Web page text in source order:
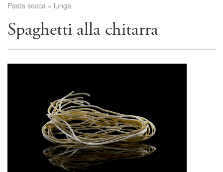
Pasta secca » lunga
Spaghetti alla chitarra